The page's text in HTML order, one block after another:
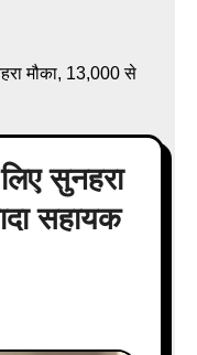
मौका, 13,000 से
सुनहरा
सहायक